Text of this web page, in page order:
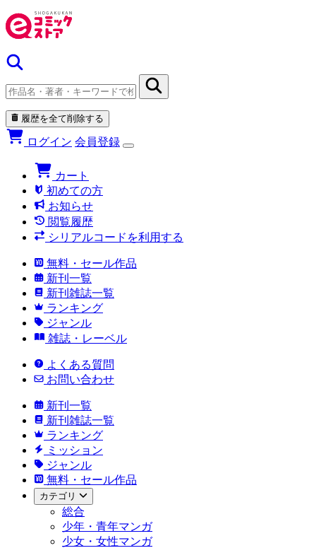
履歴を全て削除する
ログイン 会員登録
カート
初めての方
お知らせ
閲覧履歴
シリアルコードを利用する
無料・セール作品
新刊一覧
新刊雑誌一覧
ランキング
ジャンル
雑誌・レーベル
よくある質問
お問い合わせ
新刊一覧
新刊雑誌一覧
ランキング
ミッション
ジャンル
無料・セール作品
カテゴリ
総合
少年・青年マンガ
少女・女性マンガ